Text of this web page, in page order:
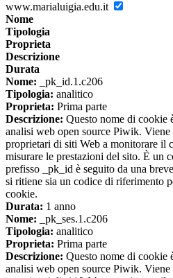
www.marialuigia.edu.it
Nome
Tipologia
Proprieta
Descrizione
Durata
Nome: _pk_id.1.c206
Tipologia: analitico
Proprieta: Prima parte
Descrizione: Questo nome di cookie
analisi web open source Piwik.
proprietari di siti Web a monitorare il
misurare le prestazioni del sito. È un
prefisso _pk_id è seguito da una
si ritiene sia un codice di riferimento
cookie.
Durata: 1 anno
Nome: _pk_ses.1.c206
Tipologia: analitico
Proprieta: Prima parte
Descrizione: Questo nome di cookie
analisi web open source Piwik.